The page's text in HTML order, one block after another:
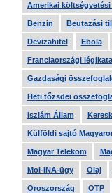
Amerikai költségvetési
Benzin Beutazási
Devizahitel Ebola
Franciaországi
Gazdasági
Heti tőzsdei
Iszlám Állam
Külföldi sajtó
Magyar Telekom
Mol-INA-ügy Olaj
Oroszország OTP